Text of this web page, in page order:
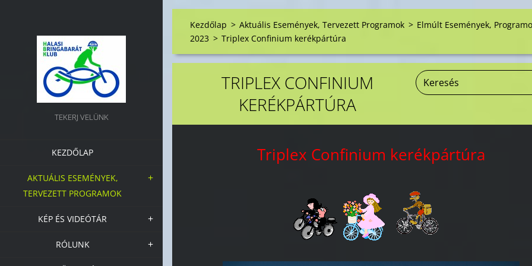
TEKERJ VELÜNK
KEZDŐLAP
AKTUÁLIS ESEMÉNYEK,
TERVEZETT PROGRAMOK
KÉP ÉS VIDEÓTÁR
RÓLUNK
Kezdőlap > Aktuális Események, Tervezett Programok > Elmúlt Események,
2023 > Triplex Confinium kerékpártúra
TRIPLEX CONFINIUM
KERÉKPÁRTÚRA
Triplex Confinium kerékpártúra